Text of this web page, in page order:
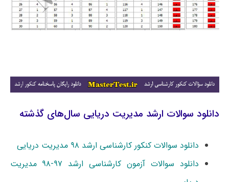
دانلود سوالات ارشد مدیریت دریایی سال‌های گذشته
دانلود سوالات کنکور کارشناسی ارشد ۹۸ مدیریت دریایی
دانلود سوالات آزمون کارشناسی ارشد ۹۷-۹۸ مدیریت